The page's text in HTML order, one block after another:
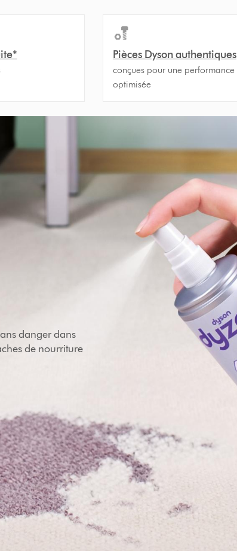
Pièces Dyson authentiques
conçues pour une performance
optimisée
danger dans
de nourriture